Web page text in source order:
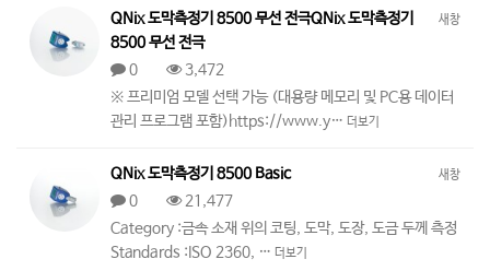
새창
QNix 도막측정기 8500 무선 전극QNix 도막측정기
8500 무선 전극
0
3,472
※ 프리미엄 모델 선택 가능 (대용량 메모리 및 PC용 데이터
관리 프로그램 포함)https://www.y… 더보기
새창
QNix 도막측정기 8500 Basic
0
21,477
Category :금속 소재 위의 코팅, 도막, 도장, 도금 두께 측정
Standards :ISO 2360, … 더보기